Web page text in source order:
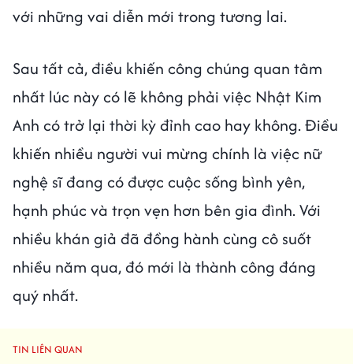
với những vai diễn mới trong tương lai.
Sau tất cả, điều khiến công chúng quan tâm
nhất lúc này có lẽ không phải việc Nhật Kim
Anh có trở lại thời kỳ đỉnh cao hay không. Điều
khiến nhiều người vui mừng chính là việc nữ
nghệ sĩ đang có được cuộc sống bình yên,
hạnh phúc và trọn vẹn hơn bên gia đình. Với
nhiều khán giả đã đồng hành cùng cô suốt
nhiều năm qua, đó mới là thành công đáng
quý nhất.
TIN LIÊN QUAN